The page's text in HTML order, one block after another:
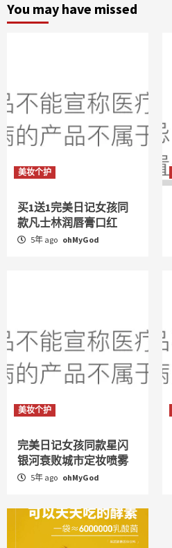
You may have missed
美妆个护
买1送1完美日记女孩同
款凡士林润唇膏口红
5年 ago ohMyGod
美妆个护
完美日记女孩同款星闪
银河衰败城市定妆喷雾
5年 ago ohMyGod